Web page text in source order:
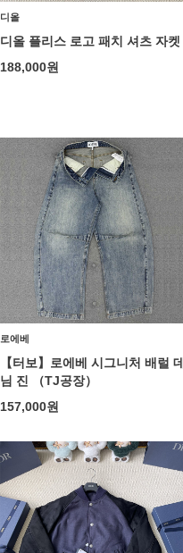
디올
디올 플리스 로고 패치 셔츠 자켓
188,000원
로에베
【터보】로에베 시그니처 배럴 데
님 진 （TJ공장）
157,000원